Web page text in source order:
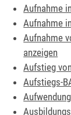
Aufnahme
Aufnahme
Aufnahme
anzeigen
Aufstieg
Aufstiegs-